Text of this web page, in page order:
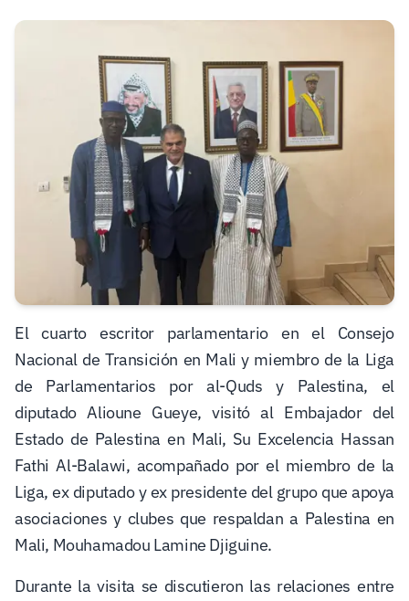
El cuarto escritor parlamentario en el Consejo
Nacional de Transición en Mali y miembro de la Liga
de Parlamentarios por al-Quds y Palestina, el
diputado Alioune Gueye, visitó al Embajador del
Estado de Palestina en Mali, Su Excelencia Hassan
Fathi Al-Balawi, acompañado por el miembro de la
Liga, ex diputado y ex presidente del grupo que apoya
asociaciones y clubes que respaldan a Palestina en
Mali, Mouhamadou Lamine Djiguine.
Durante la visita se discutieron las relaciones entre